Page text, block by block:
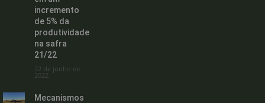
incremento
de 5% da
produtividade
na safra
21/22
22 de junho de
2022
Mecanismos